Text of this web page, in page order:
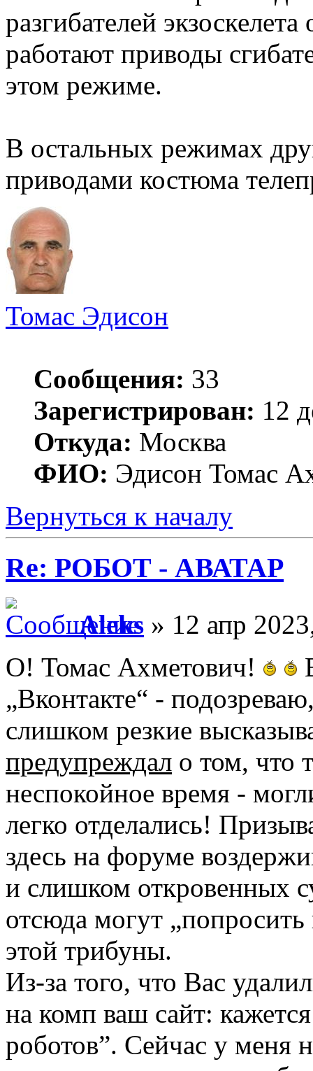
разгибателей
работают приводы
этом режиме.
В остальных режимах
приводами костюма
Томас Эдисон
Сообщения: 33
Зарегистрирован: 12
Откуда: Москва
ФИО: Эдисон Томас
Вернуться к началу
Re: РОБОТ - АВАТАР
Aleks » 12 апр
О! Томас Ахметович!
„Вконтакте“ -
слишком резкие
предупреждал о том, что
неспокойное время -
легко отделались!
здесь на форуме
и слишком откровенных
отсюда могут
этой трибуны.
Из-за того, что Вас
на комп ваш сайт:
роботов”. Сейчас у меня